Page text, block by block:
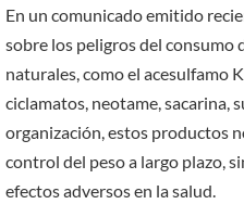
En un comunicado emitido
sobre los peligros del consumo
naturales, como el acesulfamo
ciclamatos, neotame, sacarina,
organización, estos productos
control del peso a largo plazo,
efectos adversos en la salud.